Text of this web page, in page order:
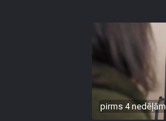
pirms 4 nedēļām